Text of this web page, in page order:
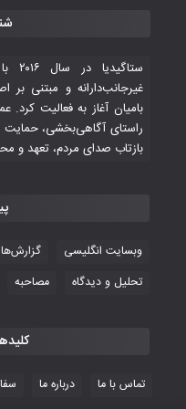
فینال
۲۸ October ۲۰۲۵
با
۲۶ October ۲۰۲۵
غیرجانب‌دارانه و مبتنی بر
بامیان آغاز به فعالیت
راستای آگاهی‌بخشی، حمایت
بازتاب صدای مردم، تعهد و
وبسایت انگلیسی گزارش‌ها
تحلیل و دیدگاه
مصاحبه
تماس با ما درباره ما